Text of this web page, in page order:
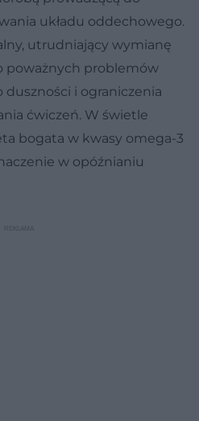
układu oddechowego.
utrudniający wymianę
poważnych problemów
i ograniczenia
ćwiczeń. W świetle
bogata w kwasy omega-3
w opóźnianiu